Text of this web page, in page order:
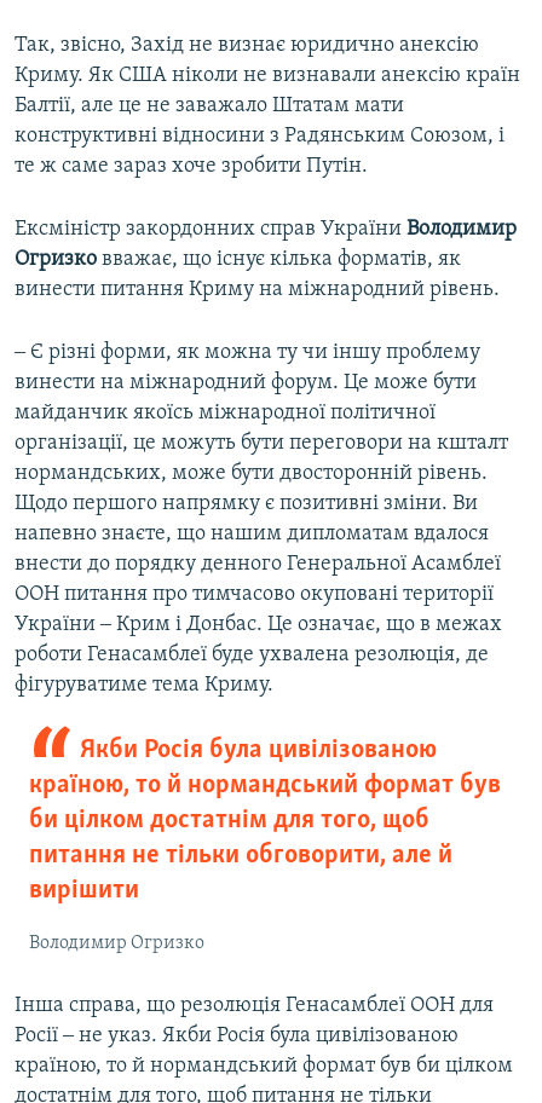
Так, звісно, Захід не визнає юридично анексію
Криму. Як США ніколи не визнавали анексію країн
Балтії, але це не заважало Штатам мати
конструктивні відносини з Радянським Союзом, і
те ж саме зараз хоче зробити Путін.
Ексміністр закордонних справ України Володимир
Огризко вважає, що існує кілька форматів, як
винести питання Криму на міжнародний рівень.
‒ Є різні форми, як можна ту чи іншу проблему
винести на міжнародний форум. Це може бути
майданчик якоїсь міжнародної політичної
організації, це можуть бути переговори на кшталт
нормандських, може бути двосторонній рівень.
Щодо першого напрямку є позитивні зміни. Ви
напевно знаєте, що нашим дипломатам вдалося
внести до порядку денного Генеральної Асамблеї
ООН питання про тимчасово окуповані території
України ‒ Крим і Донбас. Це означає, що в межах
роботи Генасамблеї буде ухвалена резолюція, де
фігуруватиме тема Криму.
Якби Росія була цивілізованою
країною, то й нормандський формат був
би цілком достатнім для того, щоб
питання не тільки обговорити, але й
вирішити
Володимир Огризко
Інша справа, що резолюція Генасамблеї ООН для
Росії ‒ не указ. Якби Росія була цивілізованою
країною, то й нормандський формат був би цілком
достатнім для того, щоб питання не тільки